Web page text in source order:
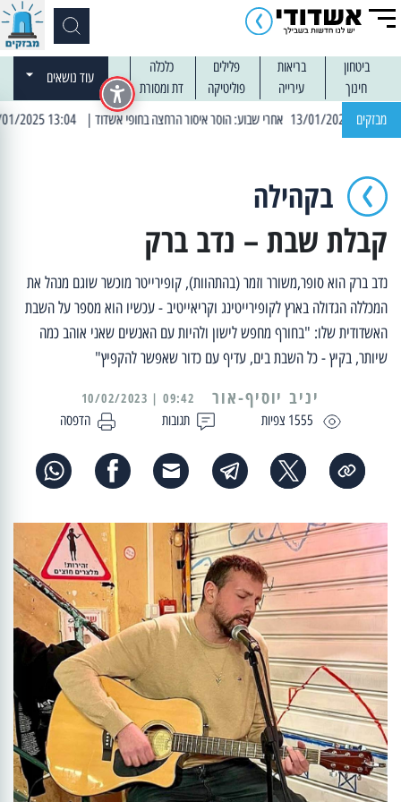
ביטחון בריאות פלילים
כלכלה
חינוך
עירייה פוליטיקה דת ומסורת
עוד נושאים
מבזקים | 13:04 14/01/2025 עובדים בלילות: עבודות קרצוף וריבוד אספלט
בקהילה
קבלת שבת – נדב ברק
נדב ברק הוא סופר,משורר וזמר (בהתהוות), קופירייטר מוכשר שוגם מנהל את
המכללה הגדולה בארץ לקופירייטינג וקריאייטיב - עכשיו הוא מספר על השבת
האשדודית שלו: "בחורף מחפש לישון ולהיות עם האנשים שאני אוהב כמה
שיותר, בקיץ - כל השבת בים, עדיף עם כדור שאפשר להקפיץ"
1555 צפיות תגובות הדפסה
יניב יוסיף-אור 09:42 | 10/02/2023